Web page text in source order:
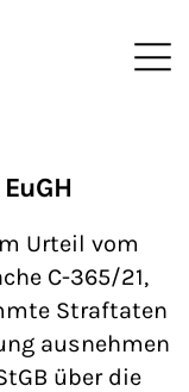
aus Brüssel
Urteil vom
C-365/21,
Straftaten
ausnehmen
über die